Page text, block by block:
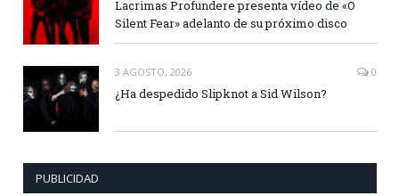
Lacrimas Profundere presenta vídeo de «O
Silent Fear» adelanto de su próximo disco
3 AGOSTO, 2026 0
¿Ha despedido Slipknot a Sid Wilson?
PUBLICIDAD